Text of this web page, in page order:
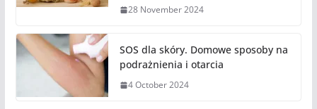
28 November 2024
SOS dla skóry. Domowe sposoby na
podrażnienia i otarcia
4 October 2024